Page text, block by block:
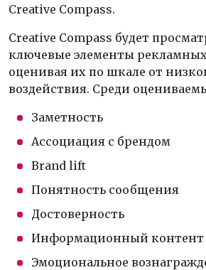
Creative Compass.
Creative Compass будет
ключевые элементы
оценивая их по шкале от
воздействия. Среди
Заметность
Ассоциация с брендом
Brand lift
Понятность сообщения
Достоверность
Информационный контент
Эмоциональное